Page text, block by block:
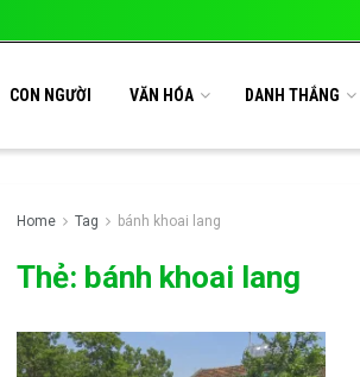
CON NGƯỜI VĂN HÓA DANH THẮNG
Home Tag bánh khoai lang
Thẻ: bánh khoai lang